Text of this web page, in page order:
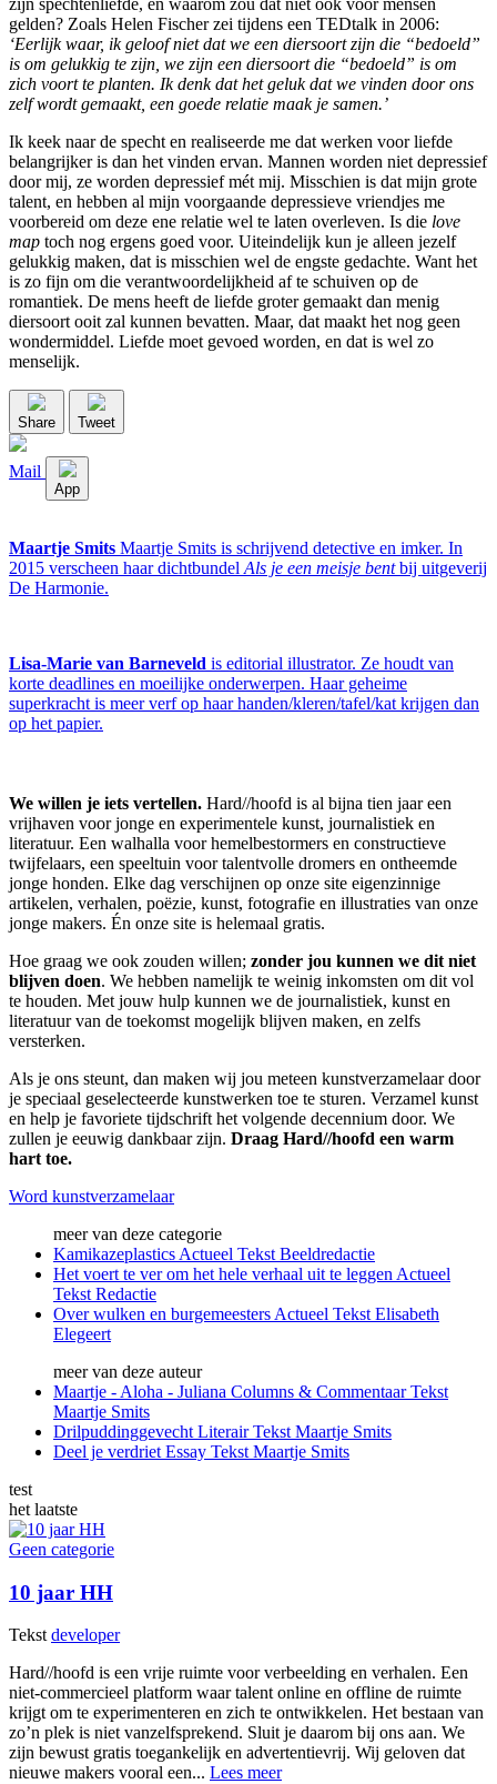
zijn spechtenliefde, en waarom zou dat niet ook voor mensen
gelden? Zoals Helen Fischer zei tijdens een TEDtalk in 2006:
‘Eerlijk waar, ik geloof niet dat we een diersoort zijn die “bedoeld”
is om gelukkig te zijn, we zijn een diersoort die “bedoeld” is om
zich voort te planten. Ik denk dat het geluk dat we vinden door ons
zelf wordt gemaakt, een goede relatie maak je samen.’
Ik keek naar de specht en realiseerde me dat werken voor liefde
belangrijker is dan het vinden ervan. Mannen worden niet depressief
door mij, ze worden depressief mét mij. Misschien is dat mijn grote
talent, en hebben al mijn voorgaande depressieve vriendjes me
voorbereid om deze ene relatie wel te laten overleven. Is die love
map toch nog ergens goed voor. Uiteindelijk kun je alleen jezelf
gelukkig maken, dat is misschien wel de engste gedachte. Want het
is zo fijn om die verantwoordelijkheid af te schuiven op de
romantiek. De mens heeft de liefde groter gemaakt dan menig
diersoort ooit zal kunnen bevatten. Maar, dat maakt het nog geen
wondermiddel. Liefde moet gevoed worden, en dat is wel zo
menselijk.
Share Tweet
Mail
App
Maartje Smits Maartje Smits is schrijvend detective en imker. In
2015 verscheen haar dichtbundel Als je een meisje bentbij uitgeverij
De Harmonie.
Lisa-Marie van Barneveld is editorial illustrator. Ze houdt van
korte deadlines en moeilijke onderwerpen. Haar geheime
superkracht is meer verf op haar handen/kleren/tafel/kat krijgen dan
op het papier.
We willen je iets vertellen. Hard//hoofd is al bijna tien jaar een
vrijhaven voor jonge en experimentele kunst, journalistiek en
literatuur. Een walhalla voor hemelbestormers en constructieve
twijfelaars, een speeltuin voor talentvolle dromers en ontheemde
jonge honden. Elke dag verschijnen op onze site eigenzinnige
artikelen, verhalen, poëzie, kunst, fotografie en illustraties van onze
jonge makers. Én onze site is helemaal gratis.
Hoe graag we ook zouden willen; zonder jou kunnen we dit niet
blijven doen. We hebben namelijk te weinig inkomsten om dit vol
te houden. Met jouw hulp kunnen we de journalistiek, kunst en
literatuur van de toekomst mogelijk blijven maken, en zelfs
versterken.
Als je ons steunt, dan maken wij jou meteen kunstverzamelaar door
je speciaal geselecteerde kunstwerken toe te sturen. Verzamel kunst
en help je favoriete tijdschrift het volgende decennium door. We
zullen je eeuwig dankbaar zijn. Draag Hard//hoofd een warm
hart toe.
Word kunstverzamelaar
meer van deze categorie
Kamikazeplastics Actueel Tekst Beeldredactie
Het voert te ver om het hele verhaal uit te leggen Actueel
Tekst Redactie
Over wulken en burgemeesters Actueel Tekst Elisabeth
Elegeert
meer van deze auteur
Maartje - Aloha - Juliana Columns & Commentaar Tekst
Maartje Smits
Drilpudding​gevecht Literair Tekst Maartje Smits
Deel je verdriet Essay Tekst Maartje Smits
test
het laatste
Geen categorie
10 jaar HH
Tekst developer
Hard//hoofd is een vrije ruimte voor verbeelding en verhalen. Een
niet-commercieel platform waar talent online en offline de ruimte
krijgt om te experimenteren en zich te ontwikkelen. Het bestaan van
zo’n plek is niet vanzelfsprekend. Sluit je daarom bij ons aan. We
zijn bewust gratis toegankelijk en advertentievrij. Wij geloven dat
nieuwe makers vooral een... Lees meer